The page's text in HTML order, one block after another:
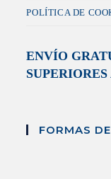
POLÍTICA DE
ENVÍO
SUPERIORES
FORMAS